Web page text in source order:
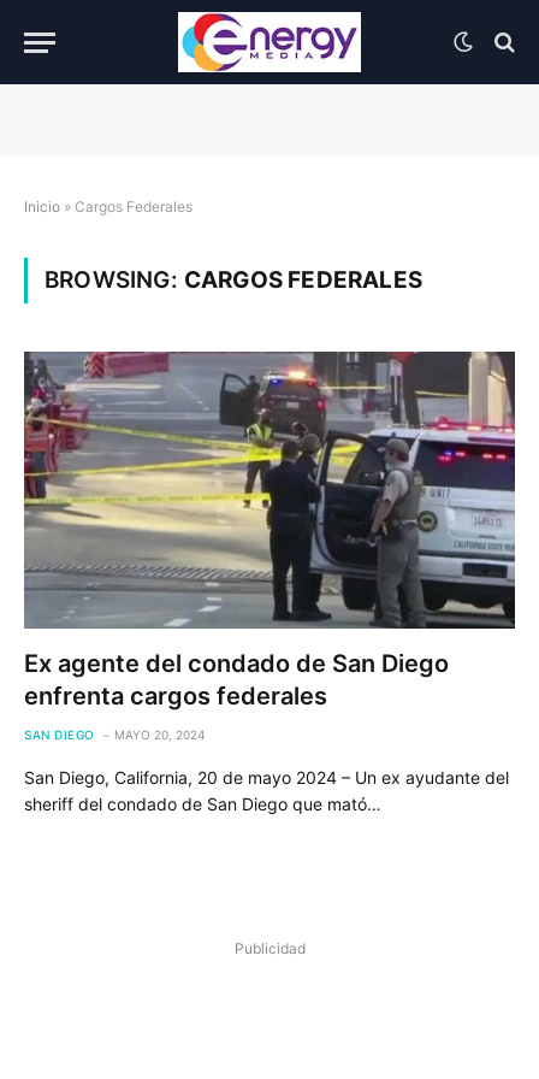
Inicio » Cargos Federales
BROWSING: CARGOS FEDERALES
Ex agente del condado de San Diego
enfrenta cargos federales
SAN DIEGO MAYO 20, 2024
San Diego, California, 20 de mayo 2024 – Un ex ayudante del
sheriff del condado de San Diego que mató…
Publicidad